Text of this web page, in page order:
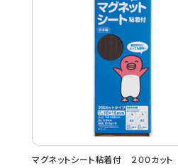
マグネットシート粘着付 ２００カット